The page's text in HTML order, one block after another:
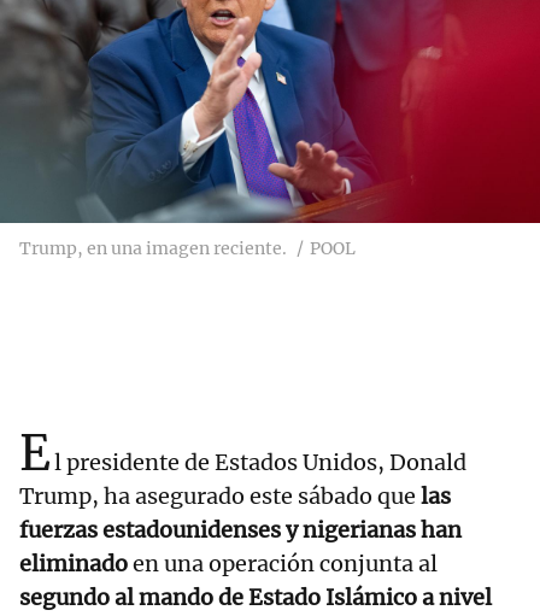
Trump, en una imagen reciente. POOL
El presidente de Estados Unidos, Donald
Trump, ha asegurado este sábado que las
fuerzas estadounidenses y nigerianas han
eliminadoen una operación conjunta al
segundo al mando de Estado Islámico a nivel